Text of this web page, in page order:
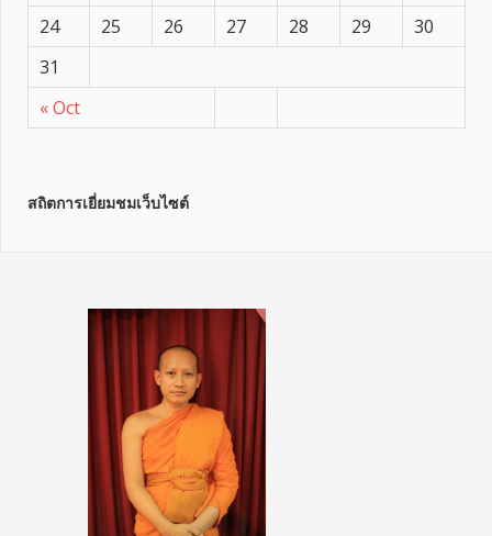
« Oct
24
25 26 27 28 29
30
31
สถิตการเยี่ยมชมเว็บไซต์